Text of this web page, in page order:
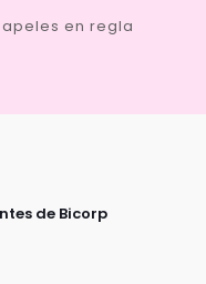
en regla
de Bicorp